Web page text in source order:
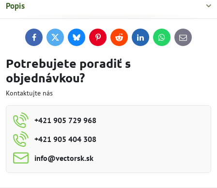
Popis
FacebookTwitterBlueskyPinterestReddit LinkedInWhatsApp
E-
mail
Potrebujete poradiť s
objednávkou?
Kontaktujte nás
+421 905 729 968
+421 905 404 308
info​@vectorsk​.sk